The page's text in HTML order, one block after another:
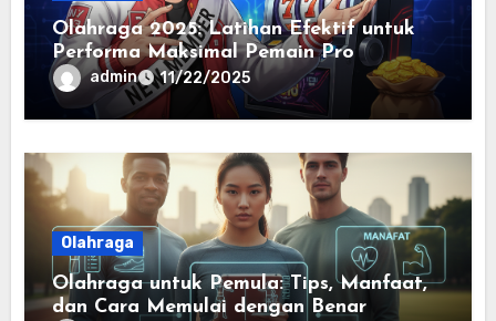
Olahraga 2025: Latihan Efektif untuk
Performa Maksimal Pemain Pro
admin 11/22/2025
Olahraga
Olahraga untuk Pemula: Tips, Manfaat,
dan Cara Memulai dengan Benar